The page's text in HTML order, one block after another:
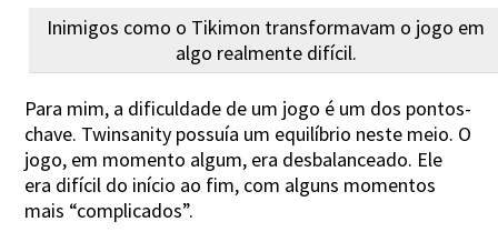
Inimigos como o Tikimon transformavam o jogo em
algo realmente difícil.
Para mim, a dificuldade de um jogo é um dos pontos-
chave. Twinsanity possuía um equilíbrio neste meio. O
jogo, em momento algum, era desbalanceado. Ele
era difícil do início ao fim, com alguns momentos
mais “complicados”.